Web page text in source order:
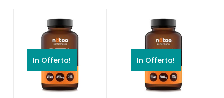
In Offerta! In Offerta!